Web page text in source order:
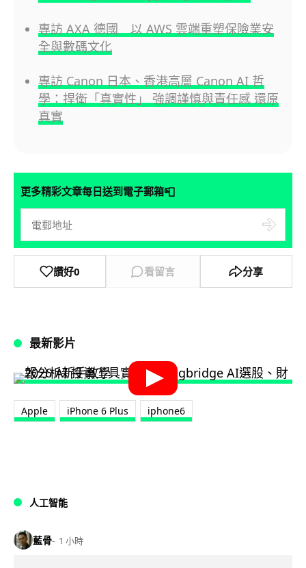
專訪 AXA 德國 以 AWS 雲端重塑保險業安
全與數碼文化
專訪 Canon 日本、香港高層 Canon AI 哲
學：捍衛「真實性」 強調謹慎與責任感 還原
真實
更多精彩文章每日送到電子郵箱📮
讚好0 看留言 分享
最新影片
Apple iPhone 6 Plus iphone6
人工智能
藍骨 1 小時